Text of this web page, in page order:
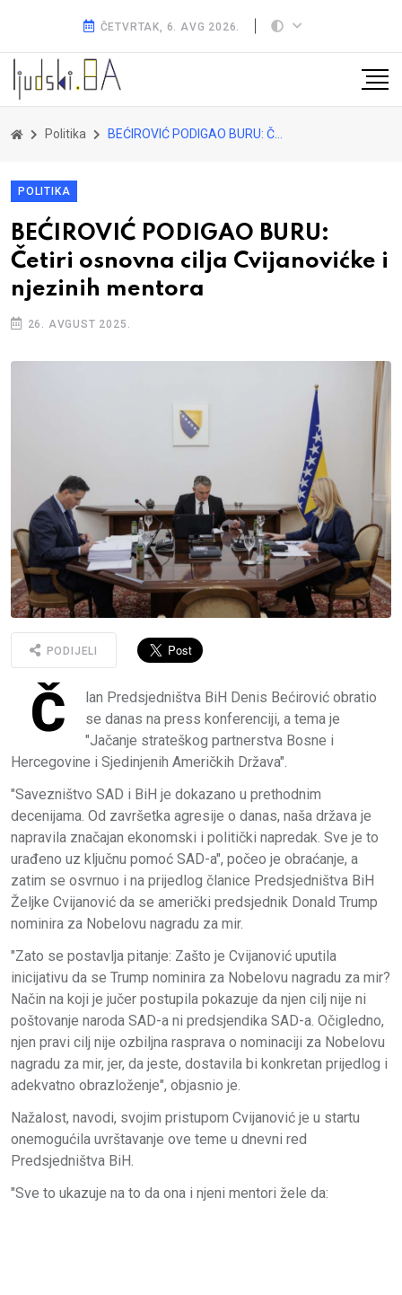
ČETVRTAK, 6. AVG 2026.
Politika BEĆIROVIĆ PODIGAO BURU: Četiri osnovna cilja Cvijanovićke i njezinih mentora
POLITIKA
BEĆIROVIĆ PODIGAO BURU:
Četiri osnovna cilja Cvijanovićke i
njezinih mentora
26. AVGUST 2025.
PODIJELI
Č
lan Predsjedništva BiH Denis Bećirović obratio
se danas na press konferenciji, a tema je
"Jačanje strateškog partnerstva Bosne i
Hercegovine i Sjedinjenih Američkih Država".
"Savezništvo SAD i BiH je dokazano u prethodnim
decenijama. Od završetka agresije o danas, naša država je
napravila značajan ekonomski i politički napredak. Sve je to
urađeno uz ključnu pomoć SAD-a", počeo je obraćanje, a
zatim se osvrnuo i na prijedlog članice Predsjedništva BiH
Željke Cvijanović da se američki predsjednik Donald Trump
nominira za Nobelovu nagradu za mir.
"Zato se postavlja pitanje: Zašto je Cvijanović uputila
inicijativu da se Trump nominira za Nobelovu nagradu za mir?
Način na koji je jučer postupila pokazuje da njen cilj nije ni
poštovanje naroda SAD-a ni predsjendika SAD-a. Očigledno,
njen pravi cilj nije ozbiljna rasprava o nominaciji za Nobelovu
nagradu za mir, jer, da jeste, dostavila bi konkretan prijedlog i
adekvatno obrazloženje", objasnio je.
Nažalost, navodi, svojim pristupom Cvijanović je u startu
onemogućila uvrštavanje ove teme u dnevni red
Predsjedništva BiH.
"Sve to ukazuje na to da ona i njeni mentori žele da: